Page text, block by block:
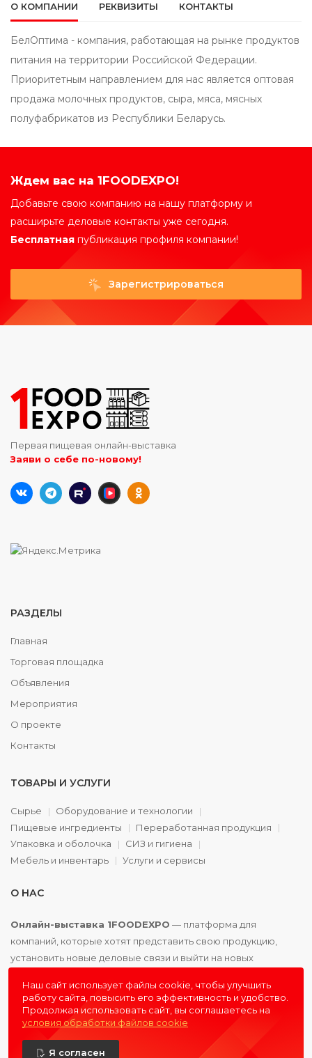
О КОМПАНИИ РЕКВИЗИТЫ КОНТАКТЫ
БелОптима - компания, работающая на рынке продуктов
питания на территории Российской Федерации.
Приоритетным направлением для нас является оптовая
продажа молочных продуктов, сыра, мяса, мясных
полуфабрикатов из Республики Беларусь.
Ждем вас на 1FOODEXPO!
Добавьте свою компанию на нашу платформу и
расширьте деловые контакты уже сегодня.
Бесплатная публикация профиля компании!
Зарегистрироваться
Первая пищевая онлайн-выставка
Заяви о себе по-новому!
РАЗДЕЛЫ
Главная
Торговая площадка
Объявления
Мероприятия
О проекте
Контакты
ТОВАРЫ И УСЛУГИ
Сырье
Оборудование и технологии
Пищевые ингредиенты
Переработанная продукция
Упаковка и оболочка
СИЗ и гигиена
Мебель и инвентарь
Услуги и сервисы
О НАС
Онлайн-выставка 1FOODEXPO — платформа для
компаний, которые хотят представить свою продукцию,
установить новые деловые связи и выйти на новых
© 2016 - 20261FOODEXPO - первая пищевая онлайн-
Наш сайт использует файлы cookie, чтобы улучшить
работу сайта, повысить его эффективность и удобство.
Продолжая использовать сайт, вы соглашаетесь на
условия обработки файлов cookie
Я согласен